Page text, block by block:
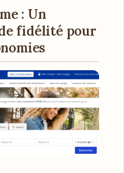
: Un
fidélité pour